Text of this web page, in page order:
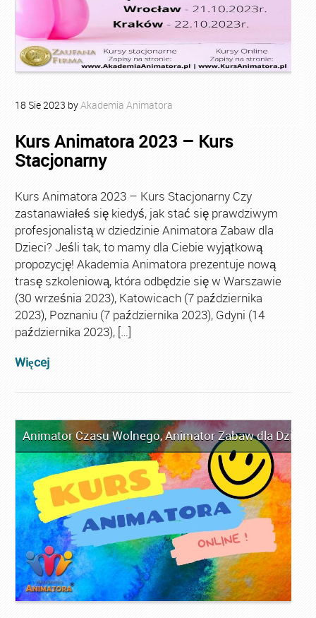
18 Sie2023 byAkademia Animatora
Kurs Animatora 2023 – Kurs
Stacjonarny
Kurs Animatora 2023 – Kurs Stacjonarny Czy
zastanawiałeś się kiedyś, jak stać się prawdziwym
profesjonalistą w dziedzinie Animatora Zabaw dla
Dzieci? Jeśli tak, to mamy dla Ciebie wyjątkową
propozycję! Akademia Animatora prezentuje nową
trasę szkoleniową, która odbędzie się w Warszawie
(30 września 2023), Katowicach (7 października
2023), Poznaniu (7 października 2023), Gdyni (14
października 2023), […]
Więcej
Animator Czasu Wolnego,Animator Zabaw dla Dzieci